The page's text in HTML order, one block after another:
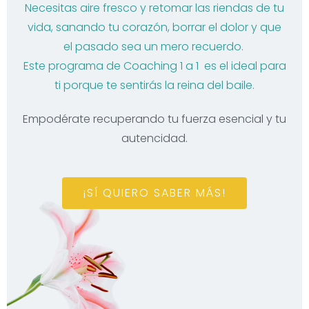
Necesitas aire fresco y retomar las riendas de tu
vida, sanando tu corazón, borrar el dolor y que
el pasado sea un mero recuerdo.
Este programa de Coaching 1 a 1 es el ideal para
ti porque te sentirás la reina del baile.
Empodérate recuperando tu fuerza esencial y tu
autencidad.
¡SÍ QUIERO SABER MÁS!